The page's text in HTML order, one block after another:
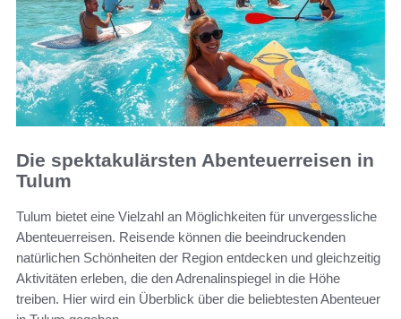
Die spektakulärsten Abenteuerreisen in
Tulum
Tulum bietet eine Vielzahl an Möglichkeiten für unvergessliche
Abenteuerreisen. Reisende können die beeindruckenden
natürlichen Schönheiten der Region entdecken und gleichzeitig
Aktivitäten erleben, die den Adrenalinspiegel in die Höhe
treiben. Hier wird ein Überblick über die beliebtesten Abenteuer